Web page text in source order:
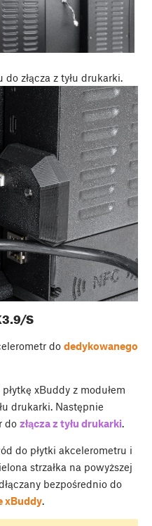
złącza z tyłu drukarki.
S
do dedykowanego
xBuddy z modułem
drukarki. Następnie
do złącza z tyłu drukarki.
do płytki akcelerometru i
strzałka na powyższej
bezpośrednio do
xBuddy.